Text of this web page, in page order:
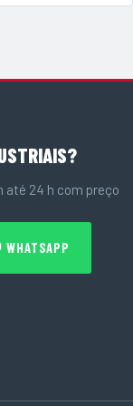
até 24 h com preço
WHATSAPP